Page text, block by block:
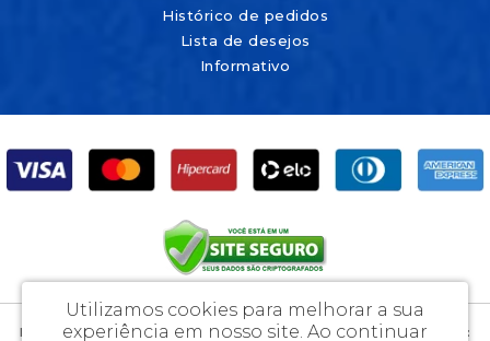
Histórico de pedidos
Lista de desejos
Informativo
DicaLab Materiais Para Laboratórios e Artigos Médicos Ltda - CNPJ:
Utilizamos cookies para melhorar a sua
experiência em nosso site. Ao continuar